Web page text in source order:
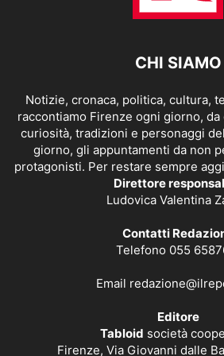
CHI SIAMO
Notizie, cronaca, politica, cultura,
raccontiamo Firenze ogni giorno,
curiosità, tradizioni e personaggi
giorno, gli appuntamenti da non
protagonisti. Per restare sempre
Direttore
Ludovica Valentina
Contatti
Telefono 055
Email
Editore
Tabloid società
Firenze, Via Giovanni dalle